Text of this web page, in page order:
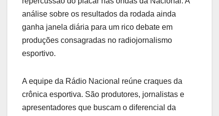
análise sobre os resultados da rodada ainda
ganha janela diária para um rico debate em
produções consagradas no radiojornalismo
esportivo.
A equipe da Rádio Nacional reúne craques da
crônica esportiva. São produtores, jornalistas e
apresentadores que buscam o diferencial da